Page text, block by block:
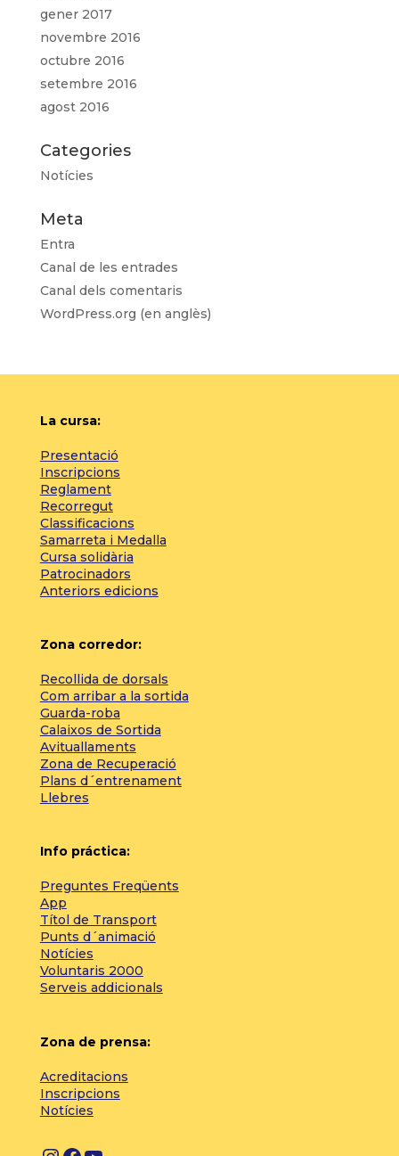
gener 2017
novembre 2016
octubre 2016
setembre 2016
agost 2016
Categories
Notícies
Meta
Entra
Canal de les entrades
Canal dels comentaris
WordPress.org (en anglès)
La cursa:
Presentació
Inscripcions
Reglament
Recorregut
Classificacions
Samarreta i Medalla
Cursa solidària
Patrocinadors
Anteriors edicions
Zona corredor:
Recollida de dorsals
Com arribar a la sortida
Guarda-roba
Calaixos de Sortida
Avituallaments
Zona de Recuperació
Plans d´entrenament
Llebres
Info práctica:
Preguntes Freqüents
App
Títol de Transport
Punts d´animació
Notícies
Voluntaris 2000
Serveis addicionals
Zona de prensa:
Acreditacions
Inscripcions
Notícies